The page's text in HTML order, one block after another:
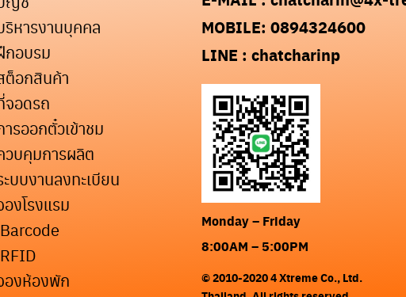
for:
ริหารงานบุคคล
กอบรม
ต็อกสินค้า
จอดรถ
รออกตั๋วเข้าชม
วบคุมการผลิต
บบงานลงทะเบียน
งโรงแรม
องห้องพัก
MOBILE: 0894324600
LINE : chatcharinp
Monday – Friday
8:00AM – 5:00PM
© 2010-2020 4 Xtreme Co., Ltd.